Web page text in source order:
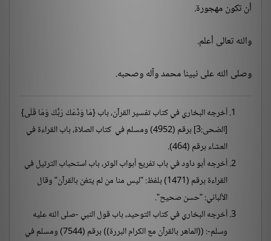
أن تكون مهجورة.
والله تعالى أعلم.
وصلى الله على نبينا محمد وآله وصحبه.
أخرجه البخاري في كتاب تفسير القرآن، باب {مَا وَدَّعَكَ رَبُّكَ وَمَا قَلَى}
[الضحى:3] برقم (4952) ومسلم في كتاب الصلاة، باب القراءة في
العشاء برقم (464).
أخرجه أبو داود في باب تفريع أبواب الوتر، باب استحباب الترتيل في
القراءة برقم (1471) بلفظ: "ليس منا من لم يتغن بالقرآن" وقال
الألباني: "حسن صحيح".
أخرجه البخاري في كتاب التوحيد، باب قول النبي -صلى الله عليه
وسلم-: ((الماهر بالقرآن مع الكرام البررة)) برقم (7544) ومسلم في